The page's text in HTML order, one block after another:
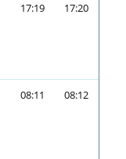
17:19 17:20
08:11 08:12